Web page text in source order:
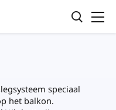
speciaal
het balkon.